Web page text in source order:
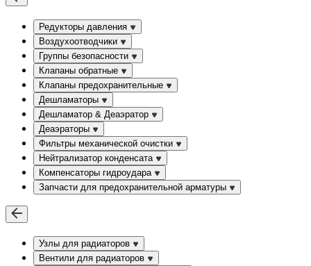
Редукторы давления
Воздухоотводчики
Группы безопасности
Клапаны обратные
Клапаны предохранительные
Дешламаторы
Дешламатор & Деаэратор
Деаэраторы
Фильтры механической очистки
Нейтрализатор конденсата
Компенсаторы гидроудара
Запчасти для предохранительной арматуры
Узлы для радиаторов
Вентили для радиаторов